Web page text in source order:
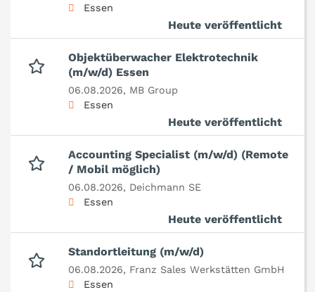
Essen
Heute veröffentlicht
Objektüberwacher Elektrotechnik
(m/w/d) Essen
06.08.2026, MB Group
Essen
Heute veröffentlicht
Accounting Specialist (m/w/d) (Remote
/ Mobil möglich)
06.08.2026, Deichmann SE
Essen
Heute veröffentlicht
Standortleitung (m/w/d)
06.08.2026, Franz Sales Werkstätten GmbH
Essen